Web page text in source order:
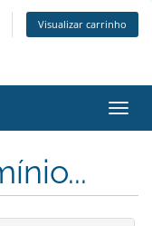
Visualizar carrinho